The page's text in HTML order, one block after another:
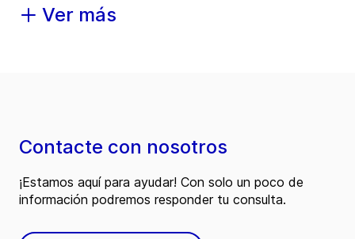
Ver más
Contacte con nosotros
¡Estamos aquí para ayudar! Con solo un poco de
información podremos responder tu consulta.